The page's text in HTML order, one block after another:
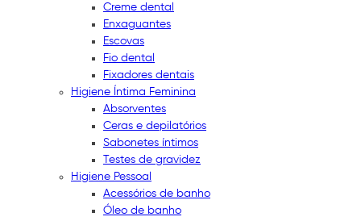
Creme dental
Enxaguantes
Escovas
Fio dental
Fixadores dentais
Higiene Íntima Feminina
Absorventes
Ceras e depilatórios
Sabonetes íntimos
Testes de gravidez
Higiene Pessoal
Acessórios de banho
Óleo de banho